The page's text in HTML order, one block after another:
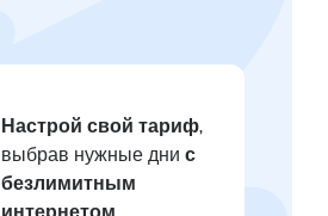
Настрой свой тариф,
выбрав нужные дни с
безлимитным
интернетом.